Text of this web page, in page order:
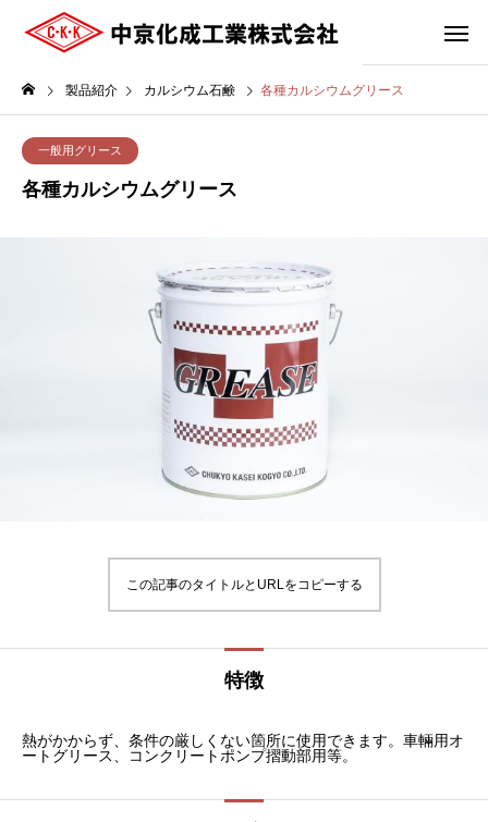
製品紹介 カルシウム石鹸 各種カルシウムグリース
一般用グリース
各種カルシウムグリース
この記事のタイトルとURLをコピーする
特徴
熱がかからず、条件の厳しくない箇所に使用できます。車輛用オ
ートグリース、コンクリートポンプ摺動部用等。